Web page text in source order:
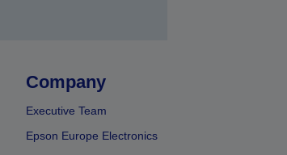
Company
Executive Team
Epson Europe Electronics